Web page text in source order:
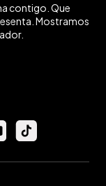
contigo. Que
Mostramos